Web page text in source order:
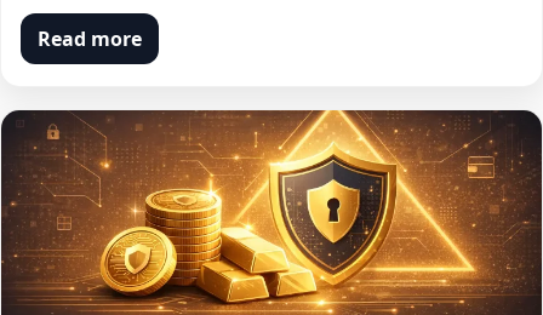
Read more